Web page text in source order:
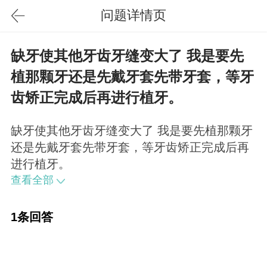
问题详情页
缺牙使其他牙齿牙缝变大了 我是要先
植那颗牙还是先戴牙套先带牙套，等牙
齿矫正完成后再进行植牙。
缺牙使其他牙齿牙缝变大了 我是要先植那颗牙
还是先戴牙套先带牙套，等牙齿矫正完成后再
进行植牙。
查看全部
1条回答